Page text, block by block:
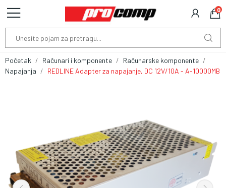
0
Početak Računari i komponente
Računarske komponente
Napajanja
REDLINE Adapter za napajanje, DC 12V/10A - A-10000MB